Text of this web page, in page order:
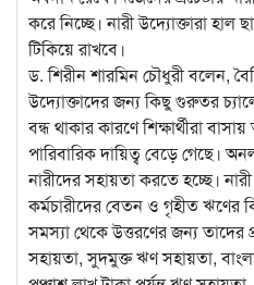
করে নিচ্ছে। নারী উদ্যোক্তারা হাল
টিকিয়ে রাখবে।
ড. শিরীন শারমিন চৌধুরী বলেন,
উদ্যোক্তাদের জন্য কিছু গুরুতর
বন্ধ থাকার কারণে শিক্ষার্থীরা
পারিবারিক দায়িত্ব বেড়ে গেছে।
নারীদের সহায়তা করতে হচ্ছে।
কর্মচারীদের বেতন ও গৃহীত ঋণের
সমস্যা থেকে উত্তরণের জন্য তাদের
সহায়তা, সুদমুক্ত ঋণ সহায়তা,